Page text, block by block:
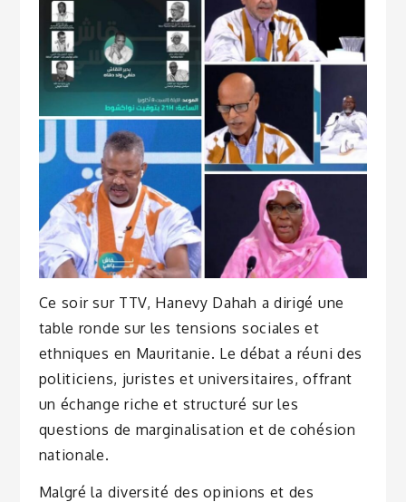
Ce soir sur TTV, Hanevy Dahah a dirigé une
table ronde sur les tensions sociales et
ethniques en Mauritanie. Le débat a réuni des
politiciens, juristes et universitaires, offrant
un échange riche et structuré sur les
questions de marginalisation et de cohésion
nationale.
Malgré la diversité des opinions et des